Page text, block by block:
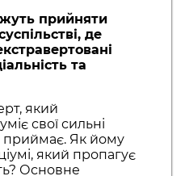
прийняти
де
та
який
свої сильні
приймає. Як йому
який пропагує
Основне